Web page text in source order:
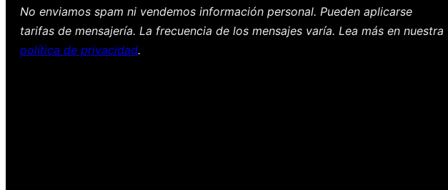
No enviamos spam ni vendemos información personal. Pueden aplicarse
tarifas de mensajería. La frecuencia de los mensajes varía. Lea más en nuestra
política de privacidad.